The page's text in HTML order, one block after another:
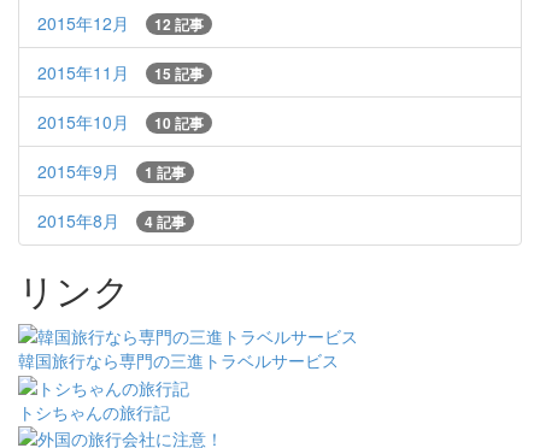
2015年12月 12 記事
2015年11月 15 記事
2015年10月 10 記事
2015年9月 1 記事
2015年8月 4 記事
リンク
韓国旅行なら専門の三進トラベルサービス
トシちゃんの旅行記